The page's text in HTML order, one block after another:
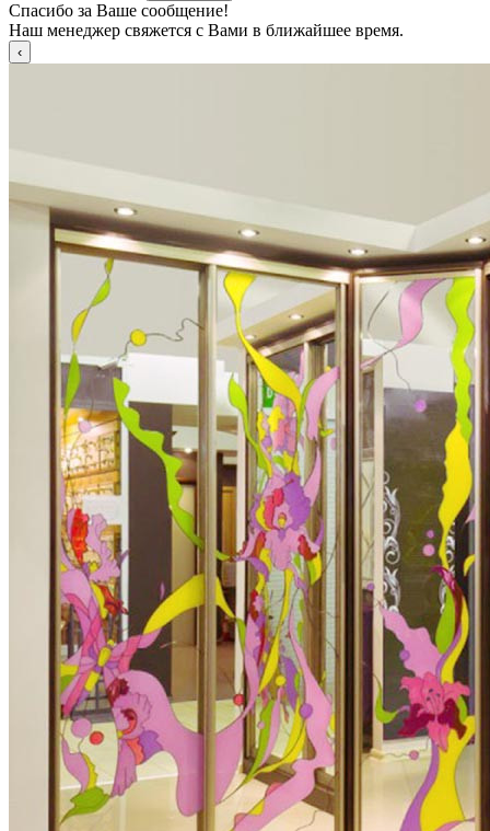
Спасибо за Ваше сообщение!
Наш менеджер свяжется с Вами в ближайшее время.